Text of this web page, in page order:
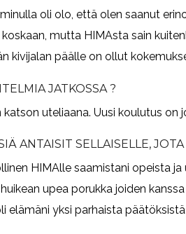
oli olo, että olen saanut
mutta HIMAsta sain
kivijalan päälle on ollut
JATKOSSA ?
katson uteliaana. Uusi koulutus on
ANTAISIT SELLAISELLE,
HIMAlle saamistani opeista
upea porukka joiden
elämäni yksi parhaista